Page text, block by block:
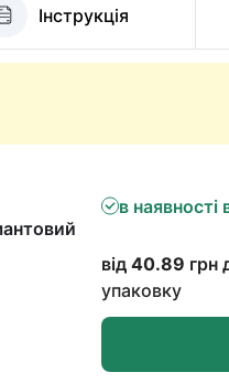
Інструкція
в наявності
від 40.89 грн
упаковку